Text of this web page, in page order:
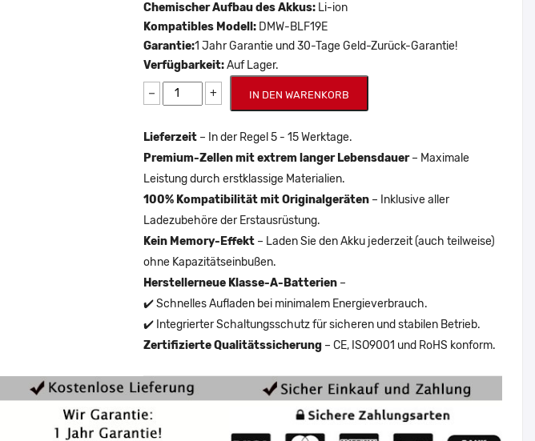
Chemischer Aufbau des Akkus: Li-ion
Kompatibles Modell: DMW-BLF19E
Garantie:1 Jahr Garantie und 30-Tage Geld-Zurück-Garantie!
Verfügbarkeit:Auf Lager.
− + IN DEN WARENKORB
Lieferzeit – In der Regel 5 - 15 Werktage.
Premium-Zellen mit extrem langer Lebensdauer– Maximale
Leistung durch erstklassige Materialien.
100% Kompatibilität mit Originalgeräten – Inklusive aller
Ladezubehöre der Erstausrüstung.
Kein Memory-Effekt – Laden Sie den Akku jederzeit (auch teilweise)
ohne Kapazitätseinbußen.
Herstellerneue Klasse-A-Batterien –
✔️ Schnelles Aufladen bei minimalem Energieverbrauch.
✔️ Integrierter Schaltungsschutz für sicheren und stabilen Betrieb.
Zertifizierte Qualitätssicherung – CE, ISO9001 und RoHS konform.